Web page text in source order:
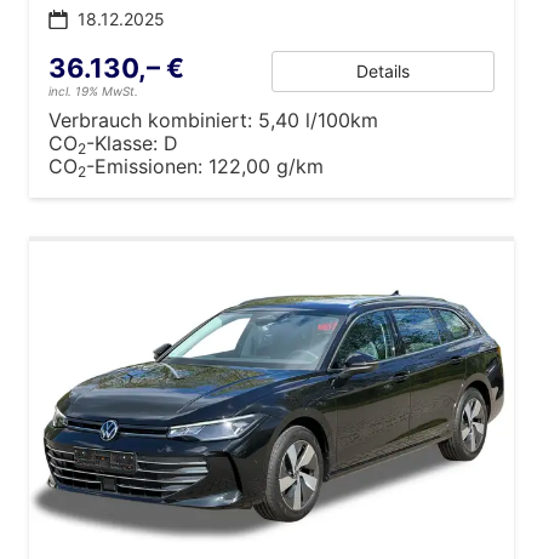
18.12.2025
36.130,– €
incl. 19% MwSt.
Details
Verbrauch kombiniert: 5,40 l/100km
CO2-Klasse: D
CO2-Emissionen: 122,00 g/km